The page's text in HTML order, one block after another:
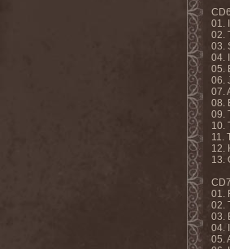
01.
02.
03.
04.
05.
06.
07.
08.
09.
10.
11.
12.
13.
01.
02.
03.
04.
05.